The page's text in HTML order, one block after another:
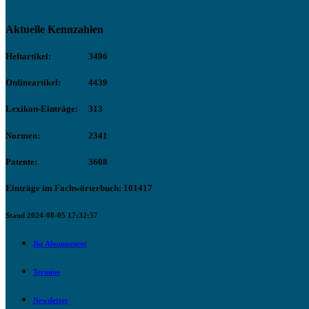
Aktuelle Kennzahlen
Heftartikel: 3496
Onlineartikel: 4439
Lexikon-Einträge: 313
Normen: 2341
Patente: 3608
Einträge im Fachwörterbuch: 101417
Stand 2024-08-05 17:32:57
Ihr Abonnement
Termine
Newsletter